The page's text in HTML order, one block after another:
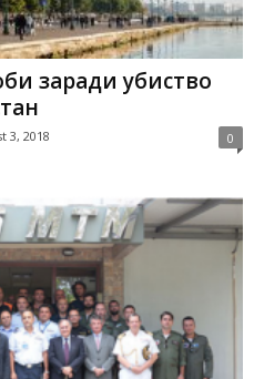
заради убиство
3, 2018 0